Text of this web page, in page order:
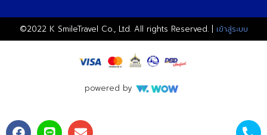
©2022 K SmileTravel Co., Ltd. All rights Reserved. | เข้าสู่ระบบ
powered by